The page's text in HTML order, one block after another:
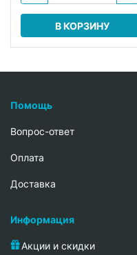
В КОРЗИНУ
Помощь
Вопрос-ответ
Oплата
Доставка
Информация
Акции и скидки